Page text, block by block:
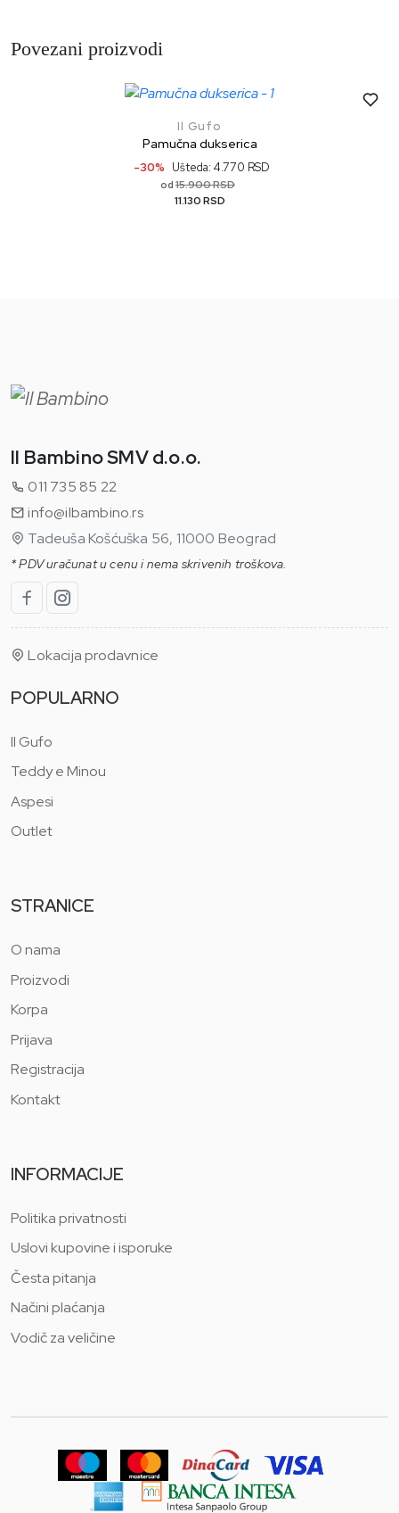
Povezani proizvodi
Il Gufo
Pamučna dukserica
-30% Ušteda: 4.770 RSD
od 15.900 RSD
11.130 RSD
Il Bambino SMV d.o.o.
011 735 85 22
info@ilbambino.rs
Tadeuša Košćuška 56, 11000 Beograd
* PDV uračunat u cenu i nema skrivenih troškova.
Lokacija prodavnice
POPULARNO
Il Gufo
Teddy e Minou
Aspesi
Outlet
STRANICE
O nama
Proizvodi
Korpa
Prijava
Registracija
Kontakt
INFORMACIJE
Politika privatnosti
Uslovi kupovine i isporuke
Česta pitanja
Načini plaćanja
Vodič za veličine